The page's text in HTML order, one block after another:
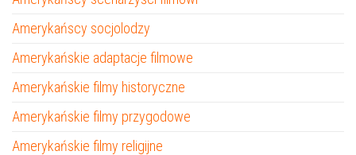
Amerykańscy socjolodzy
Amerykańskie adaptacje filmowe
Amerykańskie filmy historyczne
Amerykańskie filmy przygodowe
Amerykańskie filmy religijne